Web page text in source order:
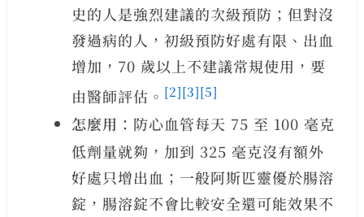
史的人是強烈建議的次級預防；但對沒
發過病的人，初級預防好處有限、出血
增加，70 歲以上不建議常規使用，要
由醫師評估。 [2][3][5]
怎麼用 ：防心血管每天 75 至 100 毫克
低劑量就夠，加到 325 毫克沒有額外
好處只增出血；一般阿斯匹靈優於腸溶
錠，腸溶錠不會比較安全還可能效果不